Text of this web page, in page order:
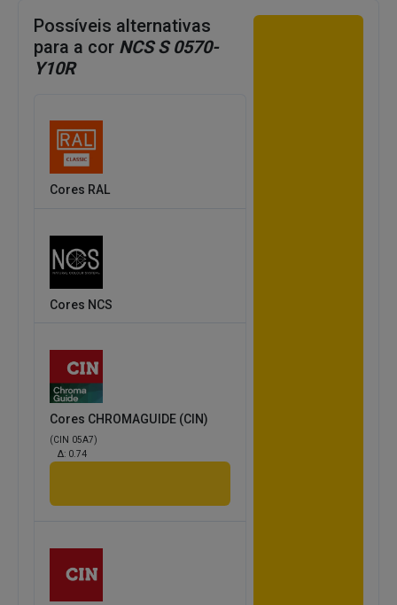
Possíveis alternativas
para a cor NCS S 0570-
Y10R
Cores RAL
Cores NCS
Cores CHROMAGUIDE (CIN)
(CIN 05A7)
Δ: 0.74